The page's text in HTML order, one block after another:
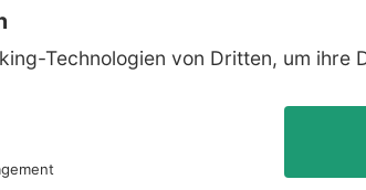
Alle genannten Produkte und
Copyright © 2008 - 2026